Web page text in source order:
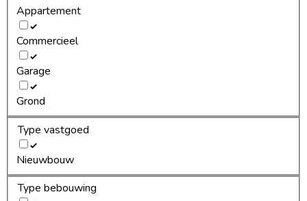
Appartement
Commercieel
Garage
Grond
Type vastgoed
Nieuwbouw
Type bebouwing